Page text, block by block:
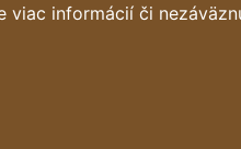
viac informácií či